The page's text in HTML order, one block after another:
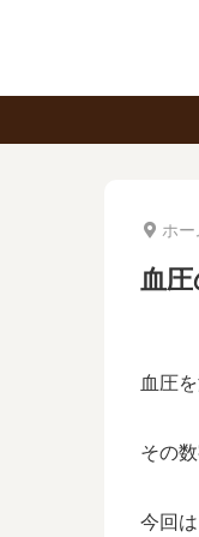
ホー
血
血圧
その
今回